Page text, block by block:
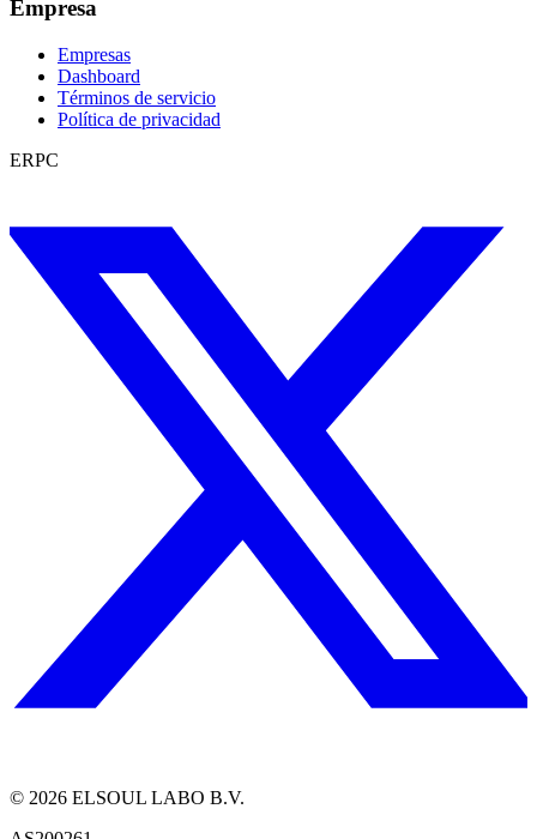
Empresa
Empresas
Dashboard
Términos de servicio
Política de privacidad
ERPC
© 2026 ELSOUL LABO B.V.